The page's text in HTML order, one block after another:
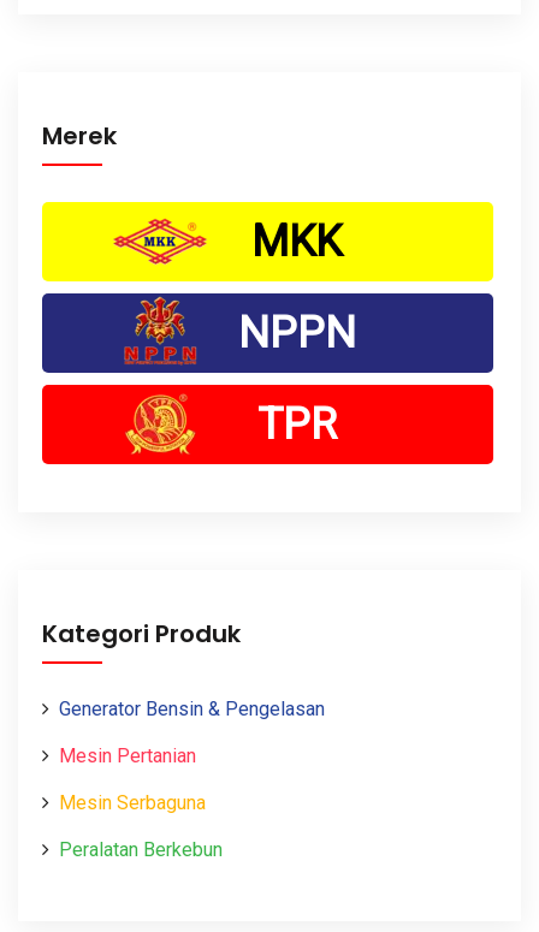
Merek
MKK
NPPN
TPR
Kategori Produk
Generator Bensin & Pengelasan
Mesin Pertanian
Mesin Serbaguna
Peralatan Berkebun